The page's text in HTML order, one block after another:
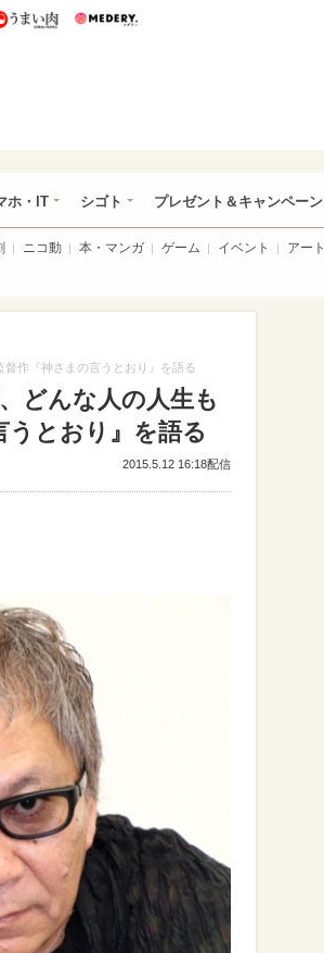
まいパン うまい肉
ホ・IT シゴト プレゼント＆キャンペーン
ニコ動 本・マンガ ゲーム イベント アート
督作『神さまの言うとおり』を語る
どんな人の人生も
とおり』を語る
2015.5.12 16:18配信